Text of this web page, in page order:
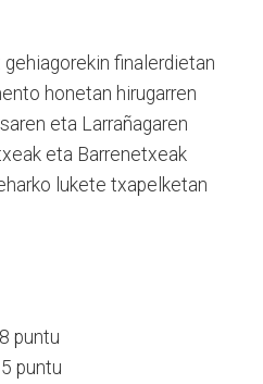
finalerdietan
honetan hirugarren
eta Larrañagaren
eta Barrenetxeak
lukete txapelketan
puntu
puntu